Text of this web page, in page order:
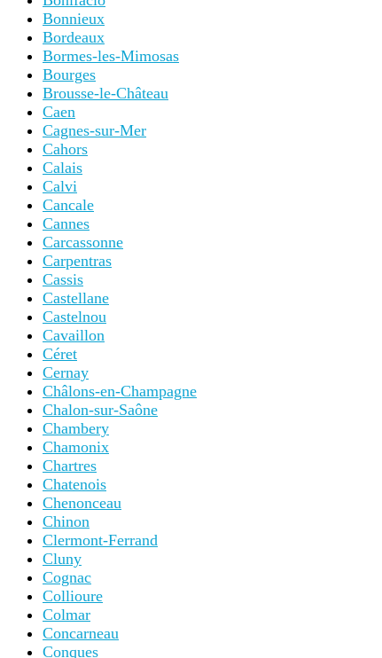
Bonnieux
Bordeaux
Bormes-les-Mimosas
Bourges
Brousse-le-Château
Caen
Cagnes-sur-Mer
Cahors
Calais
Calvi
Cancale
Cannes
Carcassonne
Carpentras
Cassis
Castellane
Castelnou
Cavaillon
Céret
Cernay
Châlons-en-Champagne
Chalon-sur-Saône
Chambery
Chamonix
Chartres
Chatenois
Chenonceau
Chinon
Clermont-Ferrand
Cluny
Cognac
Collioure
Colmar
Concarneau
Conques